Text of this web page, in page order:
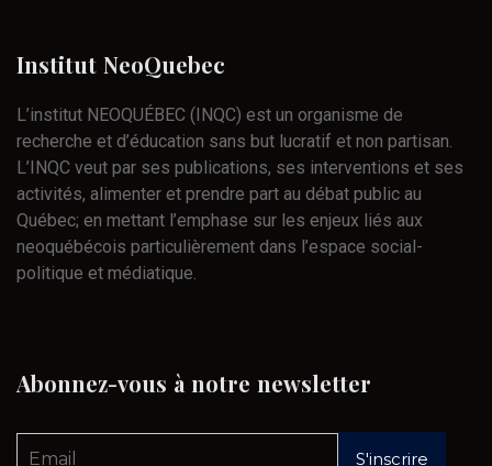
Institut NeoQuebec
L’institut NEOQUÉBEC (INQC) est un organisme de
recherche et d’éducation sans but lucratif et non partisan.
L’INQC veut par ses publications, ses interventions et ses
activités, alimenter et prendre part au débat public au
Québec; en mettant l’emphase sur les enjeux liés aux
neoquébécois particulièrement dans l’espace social-
politique et médiatique.
Abonnez-vous à notre newsletter